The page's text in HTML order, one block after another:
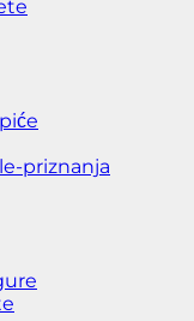
priznanja